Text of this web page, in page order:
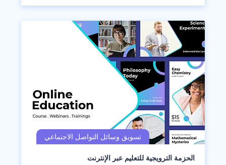
الحزمة الترويجية للتعليم عبر الإنترنت